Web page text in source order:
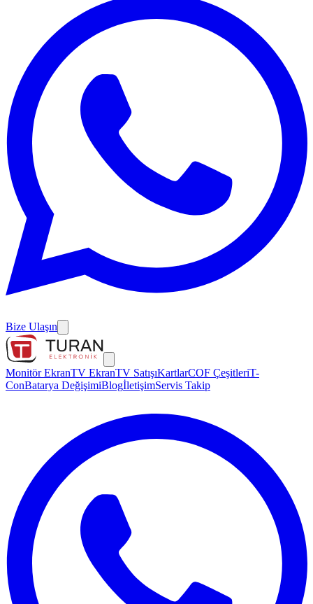
Bize Ulaşın
Monitör EkranTV EkranTV SatışıKartlarCOF ÇeşitleriT-
ConBatarya DeğişimiBlogİletişimServis Takip